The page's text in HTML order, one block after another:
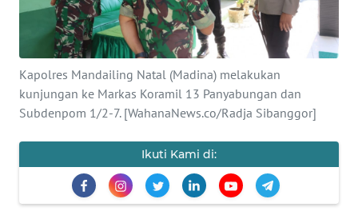
Kapolres Mandailing Natal (Madina) melakukan
kunjungan ke Markas Koramil 13 Panyabungan dan
Subdenpom 1/2-7. [WahanaNews.co/Radja Sibanggor]
Ikuti Kami di:
KAMI
IKLAN
TENTANG
PEDOMAN
SIBER